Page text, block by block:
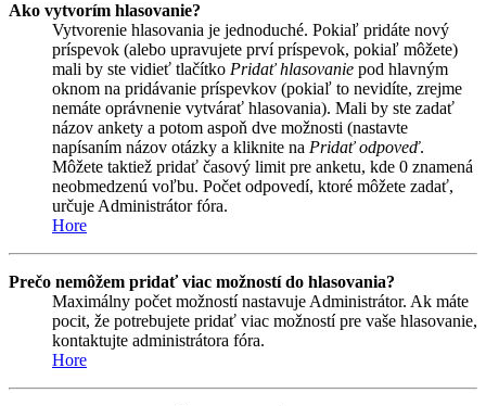
Ako vytvorím hlasovanie?
Vytvorenie hlasovania je jednoduché. Pokiaľ pridáte nový
príspevok (alebo upravujete prví príspevok, pokiaľ môžete)
mali by ste vidieť tlačítko Pridať hlasovanie pod hlavným
oknom na pridávanie príspevkov (pokiaľ to nevidíte, zrejme
nemáte oprávnenie vytvárať hlasovania). Mali by ste zadať
názov ankety a potom aspoň dve možnosti (nastavte
napísaním názov otázky a kliknite na Pridať odpoveď.
Môžete taktiež pridať časový limit pre anketu, kde 0 znamená
neobmedzenú voľbu. Počet odpovedí, ktoré môžete zadať,
určuje Administrátor fóra.
Hore
Prečo nemôžem pridať viac možností do hlasovania?
Maximálny počet možností nastavuje Administrátor. Ak máte
pocit, že potrebujete pridať viac možností pre vaše hlasovanie,
kontaktujte administrátora fóra.
Hore